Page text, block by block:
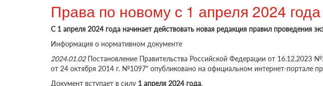
Права по новому с 1 апреля 2024 года
С 1 апреля 2024 года начинает действовать новая редакция правил проведения
Информация о нормативном документе
2024.01.02Постановление Правительства Российской Федерации от 16.12.2023
от 24 октября 2014 г. №1097" опубликовано на официальном интернет-портале
Документ вступает в силу 1 апреля 2024 года.